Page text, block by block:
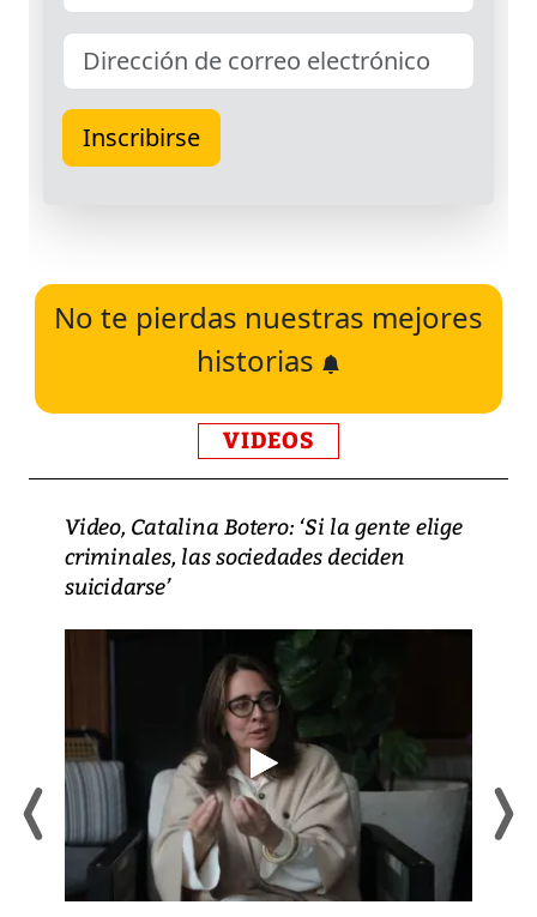
No te pierdas nuestras mejores
historias
VIDEOS
Video, Catalina Botero: ‘Si la gente elige
criminales, las sociedades deciden
suicidarse’